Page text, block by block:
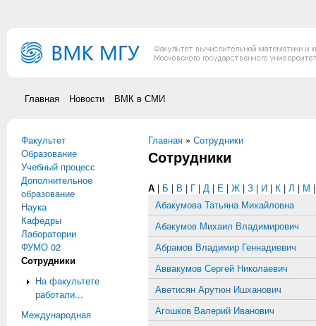
Главная Новости ВМК в СМИ
Факультет
Образование
Учебный процесс
Дополнительное
образование
Наука
Кафедры
Лаборатории
ФУМО 02
Сотрудники
На факультете
работали...
Международная
Вы здесь
Главная » Сотрудники
Сотрудники
А | Б | В | Г | Д | Е | Ж | З | И | К | Л | М
Абакумова Татьяна Михайловна
Абакумов Михаил Владимирович
Абрамов Владимир Геннадиевич
Аввакумов Сергей Николаевич
Аветисян Арутюн Ишханович
Агошков Валерий Иванович